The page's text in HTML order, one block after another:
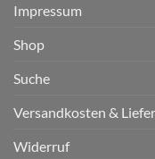
Impressum
Shop
Suche
Versandkosten &
Widerruf